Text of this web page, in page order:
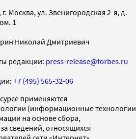
Москва, ул. Звенигородская 2-я, д.
1
Николай Дмитриевич
редакции: press-release@forbes.ru
+7 (495) 565-32-06
применяются
(информационные технологии
на основе сбора,
сведений, относящихся